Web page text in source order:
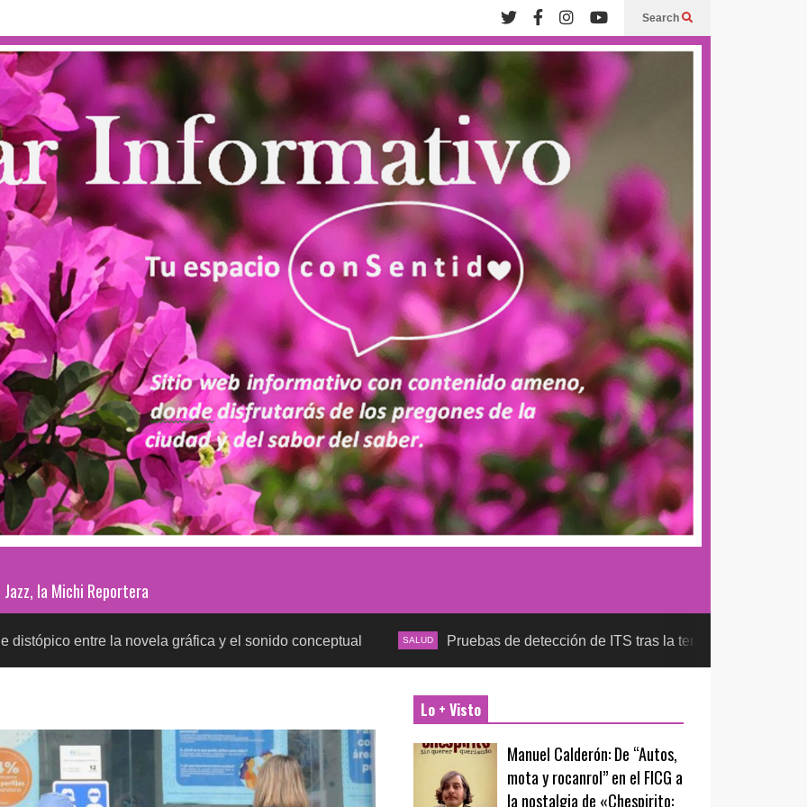
Search
Jazz, la Michi Reportera
la novela gráfica y el sonido conceptual SALUD Pruebas de detección de ITS tras la temporada futbolera,
Lo + Visto
Manuel Calderón: De “Autos,
mota y rocanrol” en el FICG a
la nostalgia de «Chespirito: